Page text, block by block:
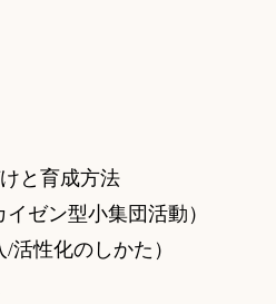
と育成方法
ゼン型小集団活動）
活性化のしかた）